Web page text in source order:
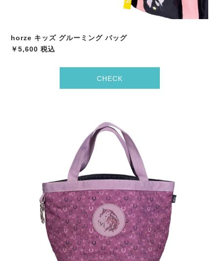
horze キッズ グルーミング バッグ
￥5,600 税込
CHECK